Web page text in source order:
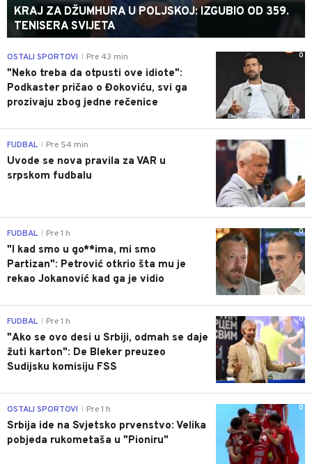
KRAJ ZA DŽUMHURA U POLJSKOJ: IZGUBIO OD 359.
TENISERA SVIJETA
0
OSTALI SPORTOVI Pre 43 min
"Neko treba da otpusti ove idiote":
Podkaster pričao o Đokoviću, svi ga
prozivaju zbog jedne rečenice
FUDBAL Pre 54 min
Uvode se nova pravila za VAR u
srpskom fudbalu
0
FUDBAL Pre 1 h
"I kad smo u go**ima, mi smo
Partizan": Petrović otkrio šta mu je
rekao Jokanović kad ga je vidio
0
FUDBAL Pre 1 h
"Ako se ovo desi u Srbiji, odmah se daje
žuti karton": De Bleker preuzeo
Sudijsku komisiju FSS
0
OSTALI SPORTOVI Pre 1 h
Srbija ide na Svjetsko prvenstvo: Velika
pobjeda rukometaša u "Pioniru"